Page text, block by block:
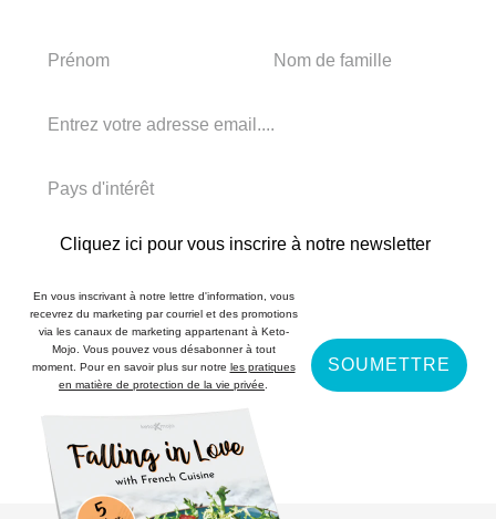
Cliquez ici pour vous inscrire à notre newsletter
En vous inscrivant à notre lettre d'information, vous
recevrez du marketing par courriel et des promotions
via les canaux de marketing appartenant à Keto-
Mojo. Vous pouvez vous désabonner à tout
moment. Pour en savoir plus sur notre les pratiques
en matière de protection de la vie privée.
SOUMETTRE